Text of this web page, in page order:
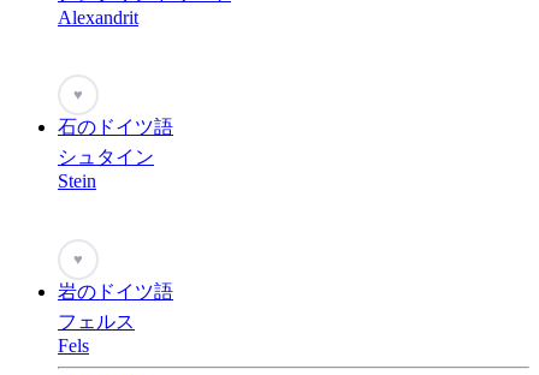
Alexandrit
♥
石のドイツ語
シュタイン
Stein
♥
岩のドイツ語
フェルス
Fels